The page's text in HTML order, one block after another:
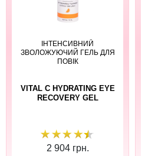
ІНТЕНСИВНИЙ
ЗВОЛОЖУЮЧИЙ ГЕЛЬ ДЛЯ
ПОВІК
VITAL C HYDRATING EYE
RECOVERY GEL
2 904 грн.